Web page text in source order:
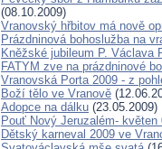
(08.10.2009)
Vranovský hřbitov má nově
Prázdninová bohoslužba na
Kněžské jubileum P. Václava
FATYM zve na prázdninové
Vranovská Porta 2009 - z
Boží tělo ve Vranově
Adopce na dálku (23.05.2009)
Pouť Nový Jeruzalém- květen
Dětský karneval 2009 ve